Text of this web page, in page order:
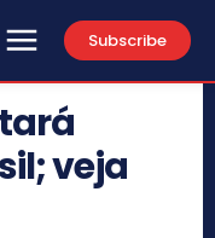
Subscribe
veja